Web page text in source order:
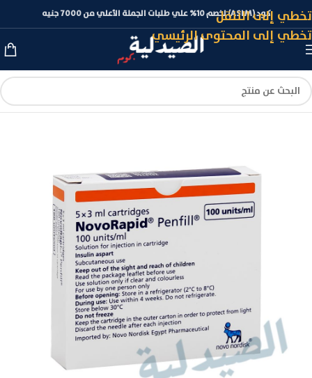
تخطي إلى التنقل
تخطي إلى المحتوى الرئيسي
كود (ASLM) لخصم 10% علي طلبات الجملة الأعلي من 7000 جنيه